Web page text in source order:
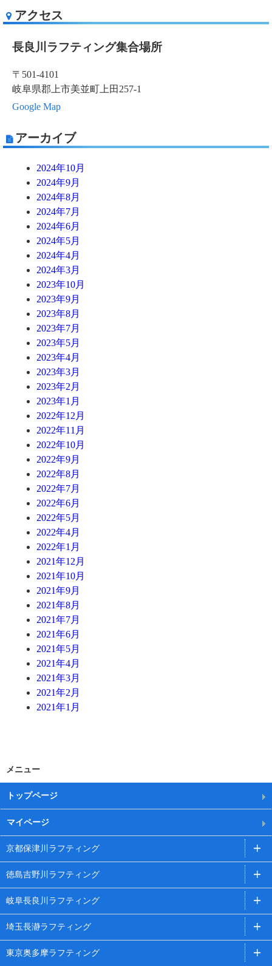
アクセス
長良川ラフティング集合場所
〒501-4101
岐阜県郡上市美並町上田257-1
Google Map
アーカイブ
2024年10月
2024年9月
2024年8月
2024年7月
2024年6月
2024年5月
2024年4月
2024年3月
2023年10月
2023年9月
2023年8月
2023年7月
2023年5月
2023年4月
2023年3月
2023年2月
2023年1月
2022年12月
2022年11月
2022年10月
2022年9月
2022年8月
2022年7月
2022年6月
2022年5月
2022年4月
2022年1月
2021年12月
2021年10月
2021年9月
2021年8月
2021年7月
2021年6月
2021年5月
2021年4月
2021年3月
2021年2月
2021年1月
メニュー
トップページ
マイページ
京都保津川ラフティング
徳島吉野川ラフティング
岐阜長良川ラフティング
埼玉長瀞ラフティング
東京奥多摩ラフティング